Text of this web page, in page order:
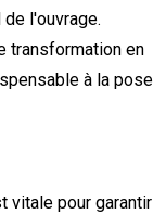
l'ouvrage.
transformation en
à la pose
vitale pour garantir